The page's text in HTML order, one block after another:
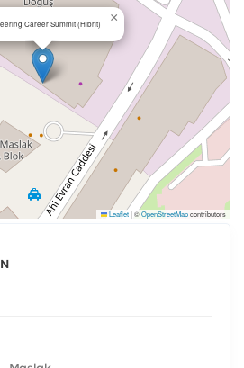
Career Summit (Hibrit) ×
Leaflet|©OpenStreetMapcontributors